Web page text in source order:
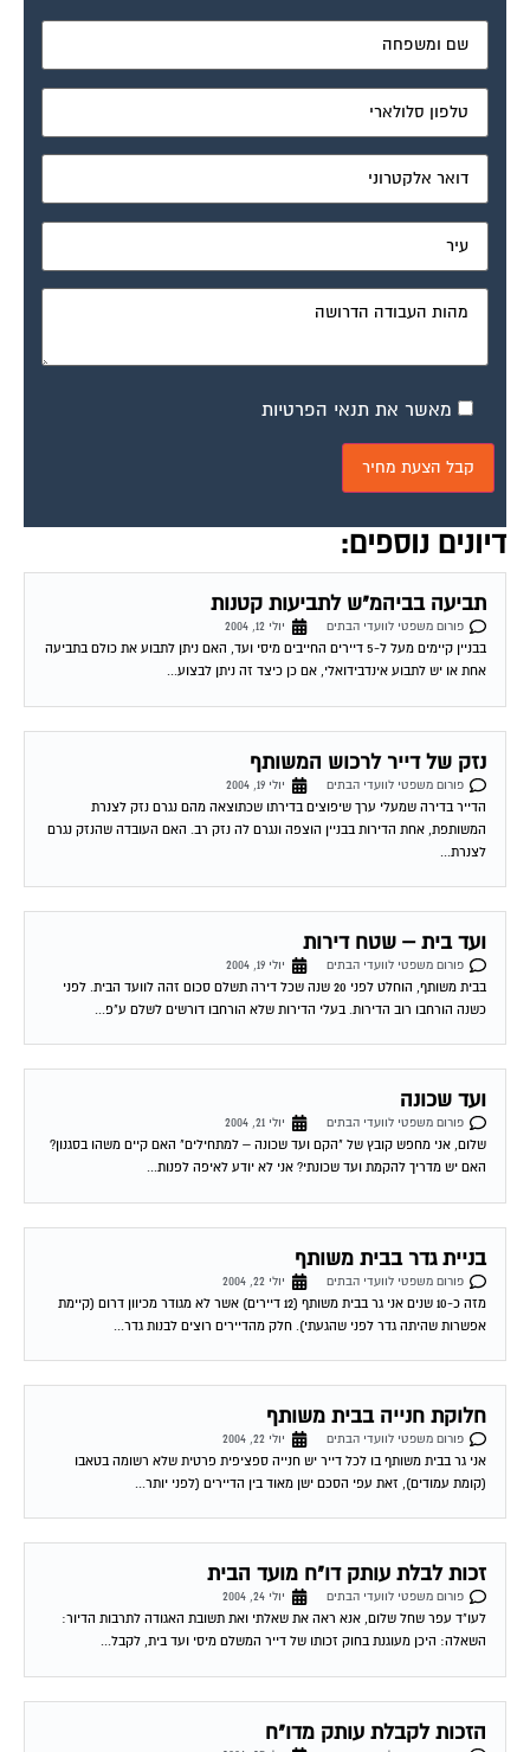
מאשר את תנאי הפרטיות
דיונים נוספים:
תביעה בביהמ"ש לתביעות קטנות
פורום משפטי לוועדי הבתים
יולי 12, 2004
בבניין קיימים מעל ל-5 דיירים החייבים מיסי ועד, האם ניתן לתבוע את כולם בתביעה
אחת או יש לתבוע אינדבידואלי, אם כן כיצד זה ניתן לבצוע...
נזק של דייר לרכוש המשותף
פורום משפטי לוועדי הבתים
יולי 19, 2004
הדייר בדירה שמעלי ערך שיפוצים בדירתו שכתוצאה מהם נגרם נזק לצנרת
המשותפת, אחת הדירות בבניין הוצפה ונגרם לה נזק רב. האם העובדה שהנזק נגרם
לצנרת...
ועד בית – שטח דירות
פורום משפטי לוועדי הבתים
יולי 19, 2004
בבית משותף, הוחלט לפני 20 שנה שכל דירה תשלם סכום זהה לוועד הבית. לפני
כשנה הורחבו רוב הדירות. בעלי הדירות שלא הורחבו דורשים לשלם ע"פ...
ועד שכונה
פורום משפטי לוועדי הבתים
יולי 21, 2004
שלום, אני מחפש קובץ של "הקם ועד שכונה – למתחילים" האם קיים משהו בסגנון?
האם יש מדריך להקמת ועד שכונתי? אני לא יודע לאיפה לפנות...
בניית גדר בבית משותף
פורום משפטי לוועדי הבתים
יולי 22, 2004
מזה כ-10 שנים אני גר בבית משותף (12 דיירים) אשר לא מגודר מכיוון דרום (קיימת
אפשרות שהיתה גדר לפני שהגעתי). חלק מהדיירים רוצים לבנות גדר...
חלוקת חנייה בבית משותף
פורום משפטי לוועדי הבתים
יולי 22, 2004
אני גר בבית משותף בו לכל דייר יש חנייה ספציפית פרטית שלא רשומה בטאבו
(קומת עמודים), זאת עפי הסכם ישן מאוד בין הדיירים (לפני יותר...
זכות לבלת עותק דו"ח מועד הבית
פורום משפטי לוועדי הבתים
יולי 24, 2004
לעו"ד עפר שחל שלום, אנא ראה את שאלתי ואת תשובת האגודה לתרבות הדיור:
השאלה: היכן מעוגנת בחוק זכותו של דייר המשלם מיסי ועד בית, לקבל...
הזכות לקבלת עותק מדו"ח